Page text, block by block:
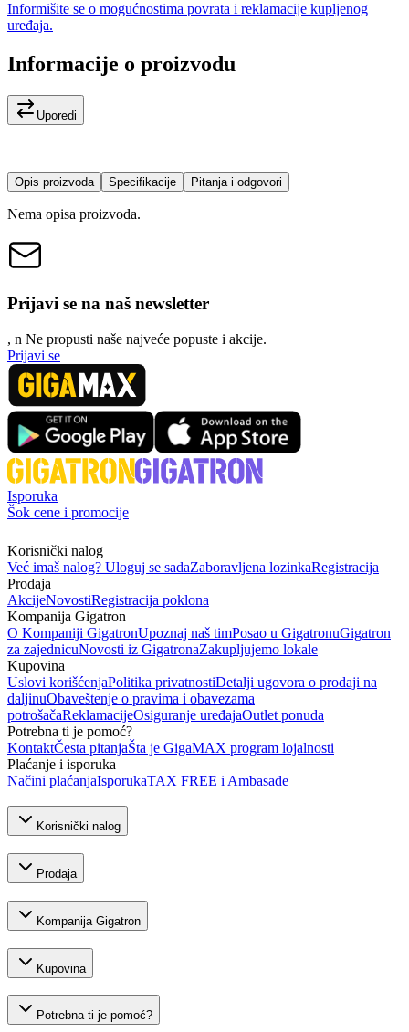
Informišite se o mogućnostima povrata i reklamacije kupljenog
uređaja.
Informacije o proizvodu
Uporedi
Opis proizvoda Specifikacije Pitanja i odgovori
Nema opisa proizvoda.
Prijavi se na naš newsletter
, n Ne propusti naše najveće popuste i akcije.
Prijavi se
Isporuka
Šok cene i promocije
Korisnički nalog
Već imaš nalog? Uloguj se sadaZaboravljena lozinkaRegistracija
Prodaja
AkcijeNovostiRegistracija poklona
Kompanija Gigatron
O Kompaniji GigatronUpoznaj naš timPosao u GigatronuGigatron
za zajednicuNovosti iz GigatronaZakupljujemo lokale
Kupovina
Uslovi korišćenjaPolitika privatnostiDetalji ugovora o prodaji na
daljinuObaveštenje o pravima i obavezama
potrošačaReklamacijeOsiguranje uređajaOutlet ponuda
Potrebna ti je pomoć?
KontaktČesta pitanjaŠta je GigaMAX program lojalnosti
Plaćanje i isporuka
Načini plaćanjaIsporukaTAX FREE i Ambasade
Korisnički nalog
Prodaja
Kompanija Gigatron
Kupovina
Potrebna ti je pomoć?